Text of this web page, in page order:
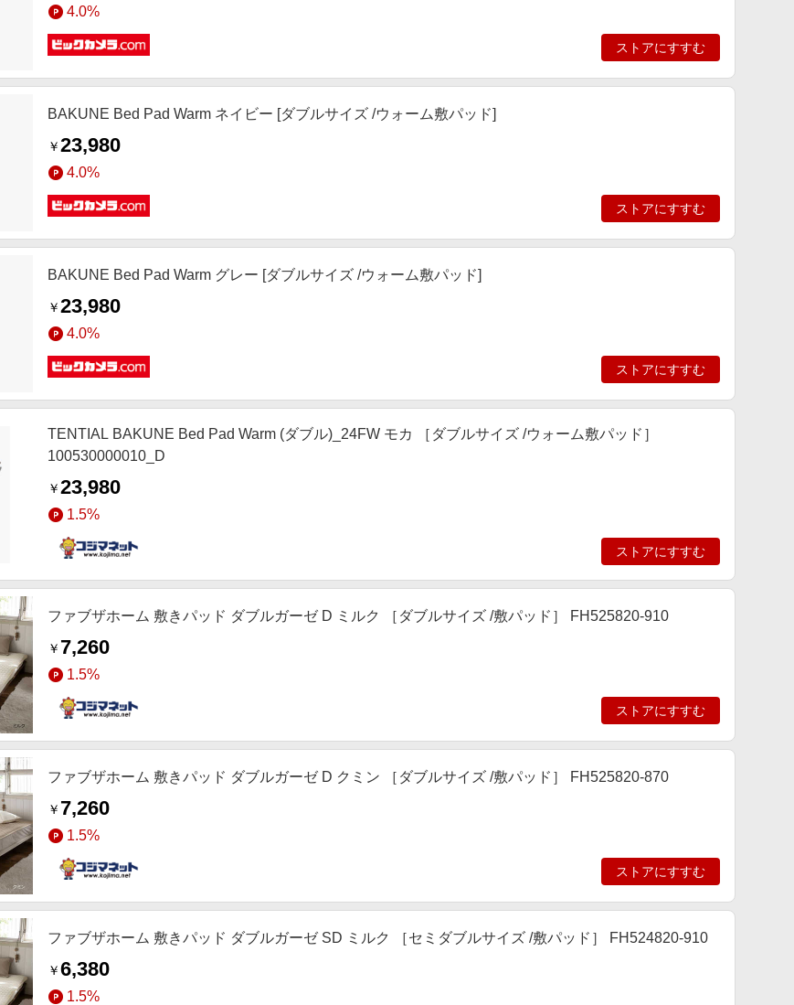
4.0%
ストアにすすむ
BAKUNE Bed Pad Warm ネイビー [ダブルサイズ /ウォーム敷パッド]
￥23,980
4.0%
ストアにすすむ
BAKUNE Bed Pad Warm グレー [ダブルサイズ /ウォーム敷パッド]
￥23,980
4.0%
ストアにすすむ
TENTIAL BAKUNE Bed Pad Warm (ダブル)_24FW モカ ［ダブルサイズ /ウォーム敷パッド］
100530000010_D
￥23,980
1.5%
ストアにすすむ
ファブザホーム 敷きパッド ダブルガーゼ D ミルク ［ダブルサイズ /敷パッド］ FH525820-910
￥ 7,260
1.5%
ストアにすすむ
ファブザホーム 敷きパッド ダブルガーゼ D クミン ［ダブルサイズ /敷パッド］ FH525820-870
￥ 7,260
1.5%
ストアにすすむ
ファブザホーム 敷きパッド ダブルガーゼ SD ミルク ［セミダブルサイズ /敷パッド］ FH524820-910
￥6,380
1.5%